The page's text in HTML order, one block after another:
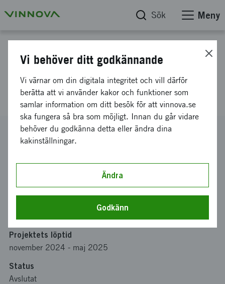
Sök Meny
Nästa-Generations Syntetiska
Gener
Diarienummer
2024-03813
Koordinator
Stockholms universitet Inst f
biokemi & biofysik (DBB)
Projektets löptid
november 2024 - maj 2025
Status
Avslutat
Vi behöver ditt godkännande
Vi värnar om din digitala integritet och vill därför
berätta att vi använder kakor och funktioner som
samlar information om ditt besök för att vinnova.se
ska fungera så bra som möjligt. Innan du går vidare
behöver du godkänna detta eller ändra dina
kakinställningar.
Ändra
Godkänn